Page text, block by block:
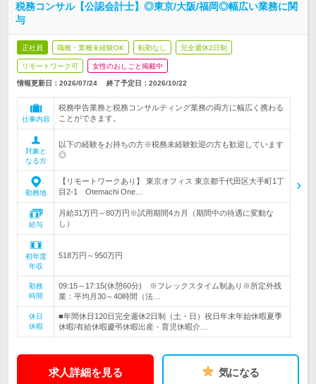
税務コンサル【公認会計士】◎東京/大阪/福岡◎幅広い業務に関
与
正社員 職種・業種未経験OK 転勤なし 完全週休2日制
リモートワーク可 女性のおしごと掲載中
情報更新日：2026/07/24 終了予定日： 2026/10/22
仕事内容
税務申告業務と税務コンサルティング業務の両方に幅広く携わる
ことができます。
対象と
なる方
以下の経験をお持ちの方※税務未経験歓迎の方も歓迎しています
◎
勤務地
【リモートワークあり】 東京オフィス 東京都千代田区大手町1丁
目2-1 Otemachi One…
給与
月給31万円～80万円※試用期間4カ月（期間中の待遇に変動な
し）
初年度
年収
518万円～950万円
勤務
時間
09:15～17:15(休憩60分) ※フレックスタイム制あり※所定外残
業：平均月30～40時間（法…
休日
休暇
■年間休日120日完全週休2日制（土・日）祝日年末年始休暇夏季
休暇/有給休暇慶弔休暇出産・育児休暇介…
求人詳細を見る 気になる